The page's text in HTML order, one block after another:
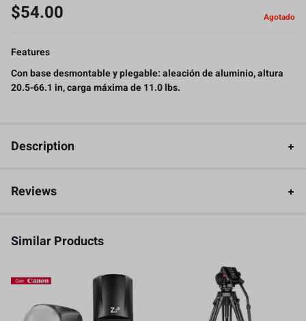
$54.00 Agotado
Features
Con base desmontable y plegable: aleación de aluminio, altura
20.5-66.1 in, carga máxima de 11.0 lbs.
Description
Reviews
Similar Products